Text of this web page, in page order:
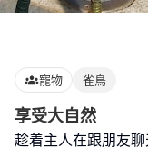
寵物 雀鳥
享受大自然